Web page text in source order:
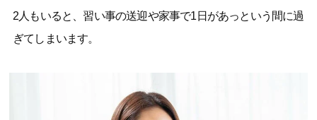
2人もいると、習い事の送迎や家事で1日があっという間に過
ぎてしまいます。